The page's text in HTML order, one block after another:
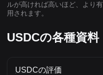
ルが高ければ高いほど、より
用されます。
USDCの各種資料
USDCの評価